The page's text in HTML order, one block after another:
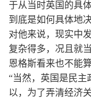
于从当时英国的具
到底是如何具体地
对他来说，现实中
复杂得多，况且就
恩格斯看来也不能
“当然，英国是民主
以，为了弄清经济